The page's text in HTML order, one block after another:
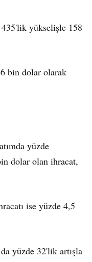
yükselişle 158
bin dolar olarak
yüzde
dolar olan ihracat,
ise yüzde 4,5
yüzde 32'lik artışla